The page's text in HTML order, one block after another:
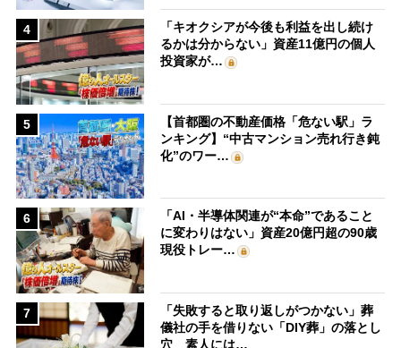
4
「キオクシアが今後も利益を出し続け
るかは分からない」資産11億円の個人
投資家が…
5
【首都圏の不動産価格「危ない駅」ラ
ンキング】“中古マンション売れ行き鈍
化”のワー…
6
「AI・半導体関連が“本命”であること
に変わりはない」資産20億円超の90歳
現役トレー…
7
「失敗すると取り返しがつかない」葬
儀社の手を借りない「DIY葬」の落とし
穴 素人には…